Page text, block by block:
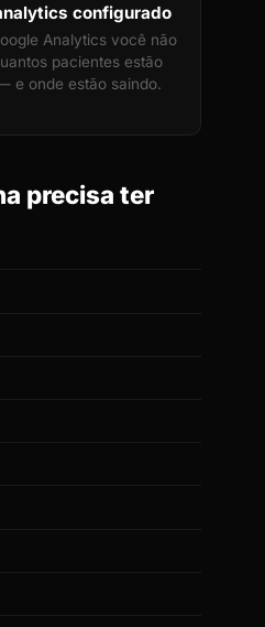
configurado
Analytics você não
pacientes estão
e onde estão saindo.
precisa ter